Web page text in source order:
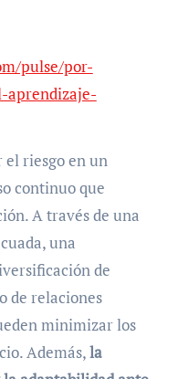
pulse/por-
aprendizaje-
el riesgo en un
continuo que
A través de una
una
de
de relaciones
minimizar los
Además,la